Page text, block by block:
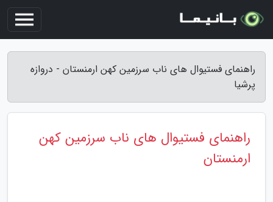
راهنمای فستیوال های ناب سرزمین کهن ارمنستان - دروازه
پرشیا
راهنمای فستیوال های ناب سرزمین کهن
ارمنستان